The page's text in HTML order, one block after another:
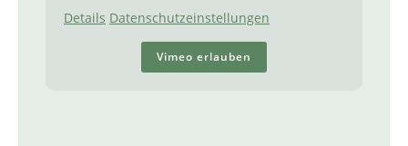
Details Datenschutzeinstellungen
Vimeo erlauben